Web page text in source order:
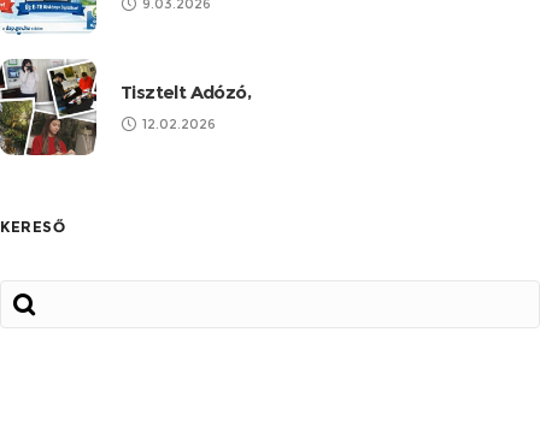
Tisztelt Adózó,
12.02.2026
KERESŐ